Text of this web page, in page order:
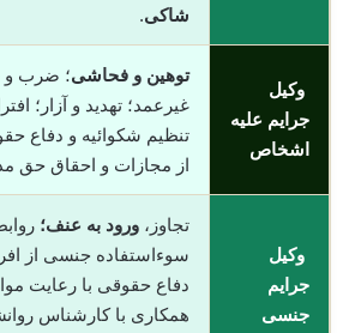
شاکی.
وکیل
جرایم علیه
اشخاص
توهین و فحاشی؛ ضرب و
غیرعمد؛ تهدید و آزار؛
تنظیم شکوائیه و دفاع
از مجازات و احقاق حق
وکیل
جرایم
جنسی
تجاوز، ورود به عنف؛
سوءاستفاده جنسی از
دفاع حقوقی با رعایت
همکاری با کارشناس